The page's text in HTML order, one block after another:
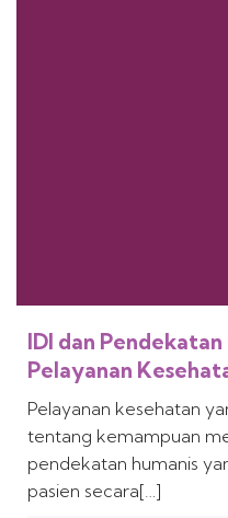
IDI dan Pendekatan
Pelayanan
Pelayanan kesehatan
tentang kemampuan
pendekatan humanis
pasien secara[…]